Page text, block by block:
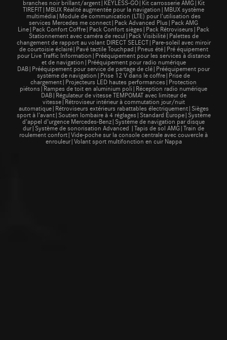
branches noir brillant/argent|KEYLESS-GO|Kit carrosserie AMG|Kit
TIREFIT|MBUX Réalité augmentée pour la navigation|MBUX système
multimédia|Module de communication (LTE) pour l’utilisation des
services Mercedes me connect|Pack Advanced Plus|Pack AMG
Line|Pack Confort Coffre|Pack Confort sièges|Pack Rétroviseurs|Pack
Stationnement avec caméra de recul|Pack Visibilité|Palettes de
changement de rapport au volant DIRECT SELECT|Pare-soleil avec miroir
de courtoisie éclairé|Pavé tactile Touchpad|Pneus été|Pré équipement
pour Live Traffic Information|Prééquipement pour les services à distance
et de navigation|Prééquipement pour radio numérique
DAB|Prééquipement pour service de partage de clé|Prééquipement pour
système de navigation|Prise 12 V dans le coffre|Prise de
chargement|Projecteurs LED hautes performances|Protection
piétons|Rampes de toit en aluminium poli|Réception radio numérique
DAB|Régulateur de vitesse TEMPOMAT avec limiteur de
vitesse|Rétroviseur intérieur à commutation jour/nuit
automatique|Rétroviseurs extérieurs rabattables électriquement|Sièges
sport à l'avant|Soutien lombaire à 4 réglages|Standard Europe|Système
d'appel d'urgence Mercedes-Benz|Système de navigation par disque
dur|Système de sonorisation Advanced |Tapis de sol AMG|Train de
roulement confort|Vide-poche sur la console centrale avec couvercle à
enrouleur|Volant sport multifonction en cuir Nappa